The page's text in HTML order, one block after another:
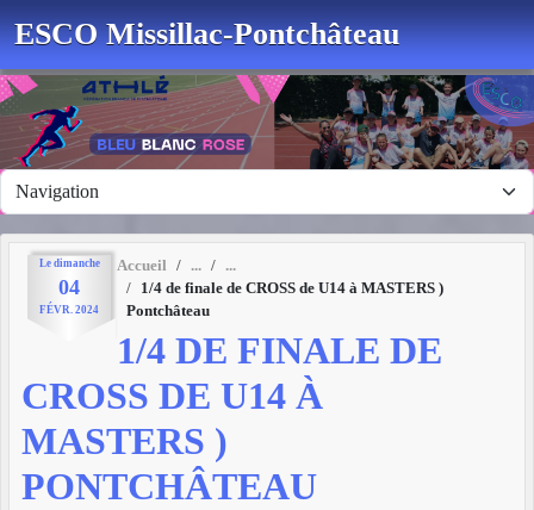
ESCO Missillac-Pontchâteau
Le dimanche
04
FÉVR. 2024
Accueil
1/4 de finale de CROSS de U14 à MASTERS )
Pontchâteau
1/4 DE FINALE DE
CROSS DE U14 À
MASTERS )
PONTCHÂTEAU